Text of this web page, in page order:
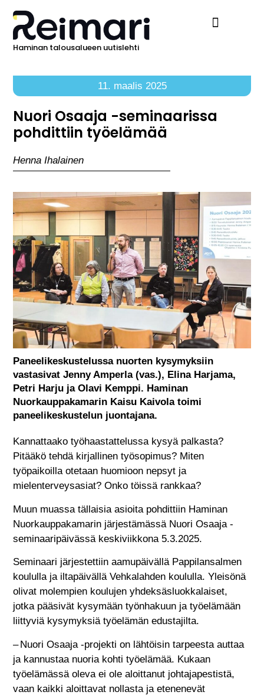
Haminan talousalueen uutislehti
11. maalis 2025
Nuori Osaaja -seminaarissa
pohdittiin työelämää
Henna Ihalainen
Paneelikeskustelussa nuorten kysymyksiin
vastasivat Jenny Amperla (vas.), Elina Harjama,
Petri Harju ja Olavi Kemppi. Haminan
Nuorkauppakamarin Kaisu Kaivola toimi
paneelikeskustelun juontajana.
Kannattaako työhaastattelussa kysyä palkasta?
Pitääkö tehdä kirjallinen työsopimus? Miten
työpaikoilla otetaan huomioon nepsyt ja
mielenterveysasiat? Onko töissä rankkaa?
Muun muassa tällaisia asioita pohdittiin Haminan
Nuorkauppakamarin järjestämässä Nuori Osaaja -
seminaaripäivässä keskiviikkona 5.3.2025.
Seminaari järjestettiin aamupäivällä Pappilansalmen
koululla ja iltapäivällä Vehkalahden koululla. Yleisönä
olivat molempien koulujen yhdeksäsluokkalaiset,
jotka pääsivät kysymään työnhakuun ja työelämään
liittyviä kysymyksiä työelämän edustajilta.
– Nuori Osaaja -projekti on lähtöisin tarpeesta auttaa
ja kannustaa nuoria kohti työelämää. Kukaan
työelämässä oleva ei ole aloittanut johtajapestistä,
vaan kaikki aloittavat nollasta ja etenenevät